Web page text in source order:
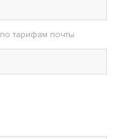
по тарифам почты